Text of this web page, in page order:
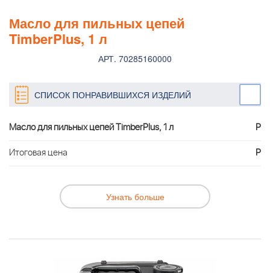
Масло для пильных цепей
TimberPlus, 1 л
АРТ. 70285160000
СПИСОК ПОНРАВИВШИХСЯ ИЗДЕЛИЙ
Масло для пильных цепей TimberPlus, 1 л
Р
Итоговая цена
Р
Узнать больше